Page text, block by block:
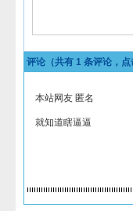
评论（共有 1 条评论，点
本站网友 匿名
就知道瞎逼逼